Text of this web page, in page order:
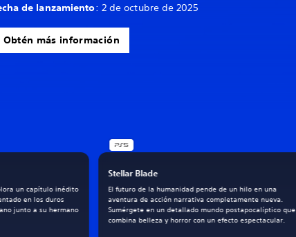
de lanzamiento: 2 de octubre de 2025
Obtén más información
un capítulo inédito
en los duros
junto a su hermano
Stellar Blade
El futuro de la humanidad pende de un hilo en una
aventura de acción narrativa completamente nueva.
Sumérgete en un detallado mundo postapocalíptico que
combina belleza y horror con un efecto espectacular.